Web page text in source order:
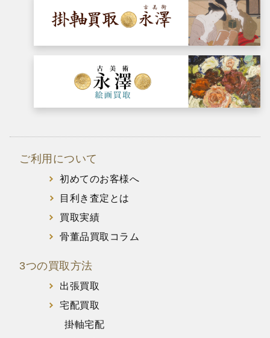
ご利用について
初めてのお客様へ
目利き査定とは
買取実績
骨董品買取コラム
3つの買取方法
出張買取
宅配買取
掛軸宅配